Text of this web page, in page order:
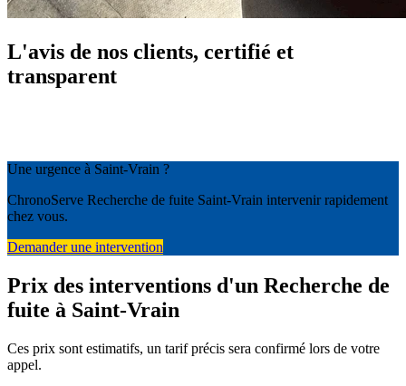
L'avis de nos clients, certifié et
transparent
Une urgence à Saint-Vrain ?
ChronoServe Recherche de fuite Saint-Vrain intervenir rapidement
chez vous.
Demander une intervention
Prix des interventions d'un Recherche de
fuite à Saint-Vrain
Ces prix sont estimatifs, un tarif précis sera confirmé lors de votre
appel.